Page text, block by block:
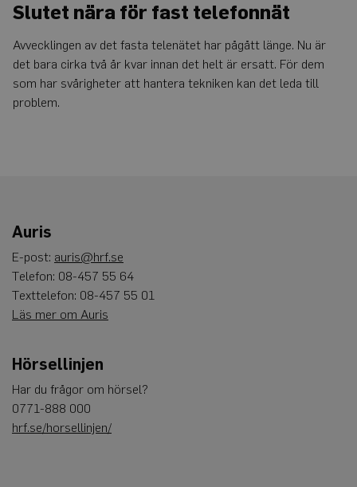
Slutet nära för fast telefonnät
Avvecklingen av det fasta telenätet har pågått länge. Nu är
det bara cirka två år kvar innan det helt är ersatt. För dem
som har svårigheter att hantera tekniken kan det leda till
problem.
Auris
E-post: auris@hrf.se
Telefon: 08-457 55 64
Texttelefon: 08-457 55 01
Läs mer om Auris
Hörsellinjen
Har du frågor om hörsel?
0771-888 000
hrf.se/horsellinjen/
session- och
för
1 år 1
månad
Denna cookie
Google Analytics för
bevara